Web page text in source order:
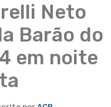
Neto
Barão do
em noite